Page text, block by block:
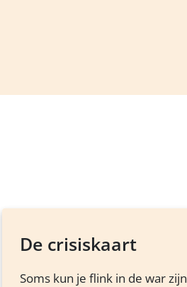
De crisiskaart
Soms kun je flink in de war